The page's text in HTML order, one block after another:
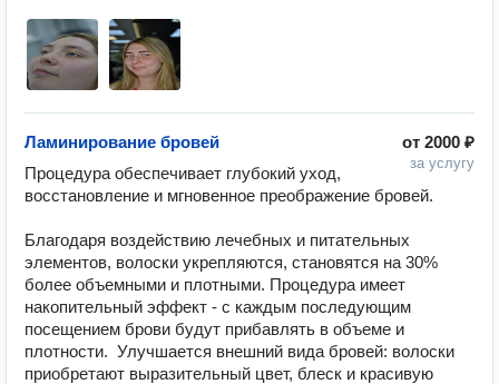
от 2000 ₽
за услугу
Ламинирование бровей
Процедура обеспечивает глубокий уход,
восстановление и мгновенное преображение бровей.
Благодаря воздействию лечебных и питательных
элементов, волоски укрепляются, становятся на 30%
более объемными и плотными. Процедура имеет
накопительный эффект - с каждым последующим
посещением брови будут прибавлять в объеме и
плотности.  Улучшается внешний вида бровей: волоски
приобретают выразительный цвет, блеск и красивую